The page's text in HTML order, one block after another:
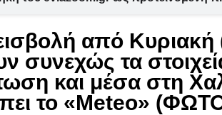
από Κυριακή
συνεχώς τα
και μέσα στη
το «Meteo»